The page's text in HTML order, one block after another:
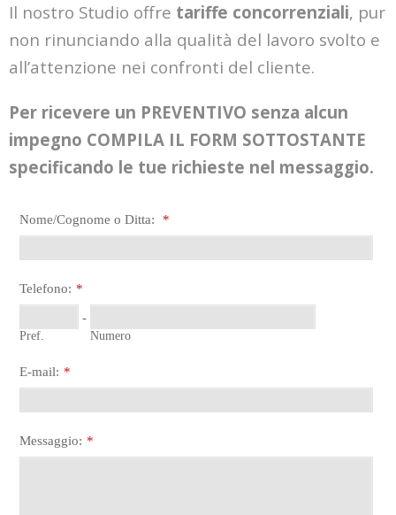
Il nostro Studio offre tariffe concorrenziali, pur
non rinunciando alla qualità del lavoro svolto e
all’attenzione nei confronti del cliente.
Per ricevere un PREVENTIVO senza alcun
impegno COMPILA IL FORM SOTTOSTANTE
specificando le tue richieste nel messaggio.
Nome/Cognome o Ditta: *
Telefono: *
Pref.
-
Numero
E-mail: *
Messaggio: *